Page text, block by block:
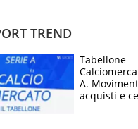
TREND
Tabellone
A.
acquisti e